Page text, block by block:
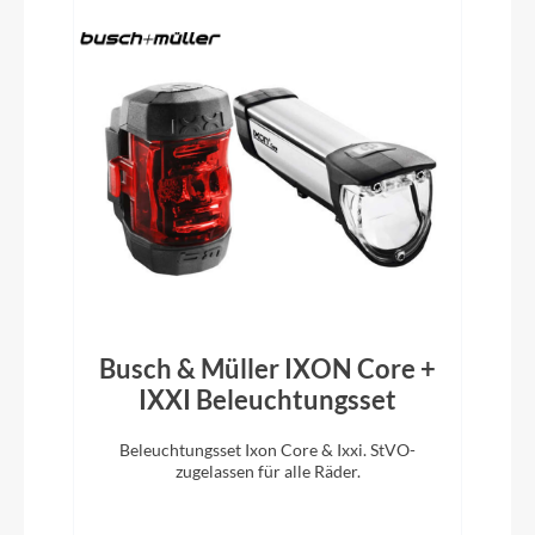
Vorbau
MTB-SL, CCS Slot Mount ready
Rahmentyp
Modelljahr
2022
Hinterrad Nabe
Shimano FH-RM35QR
Busch & Müller IXON Core +
IXXI Beleuchtungsset
Beleuchtungsset Ixon Core & Ixxi. StVO-
zugelassen für alle Räder.